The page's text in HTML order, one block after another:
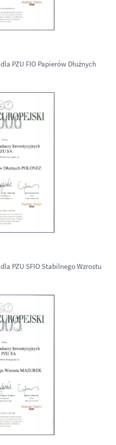
dla PZU FIO Papierów Dłużnych
dla PZU SFIO Stabilnego Wzrostu